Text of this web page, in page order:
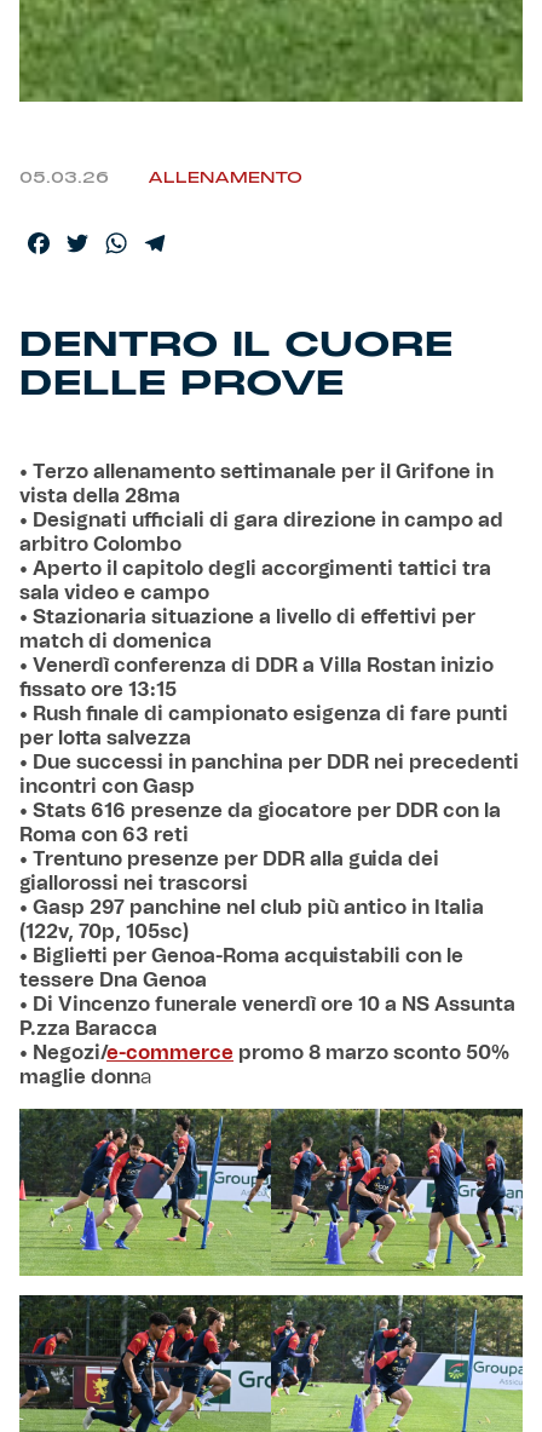
Fortissimo batte il mio cuor
05.03.26 ALLENAMENTO
Facebook
TwitterWhatsApp
DENTRO IL CUORE
DELLE PROVE
• Terzo allenamento settimanale per il Grifone in
vista della 28ma
• Designati ufficiali di gara direzione in campo ad
arbitro Colombo
• Aperto il capitolo degli accorgimenti tattici tra
sala video e campo
• Stazionaria situazione a livello di effettivi per
match di domenica
• Venerdì conferenza di DDR a Villa Rostan inizio
fissato ore 13:15
• Rush finale di campionato esigenza di fare punti
per lotta salvezza
• Due successi in panchina per DDR nei precedenti
incontri con Gasp
• Stats 616 presenze da giocatore per DDR con la
Roma con 63 reti
• Trentuno presenze per DDR alla guida dei
giallorossi nei trascorsi
• Gasp 297 panchine nel club più antico in Italia
(122v, 70p, 105sc)
• Biglietti per Genoa-Roma acquistabili con le
tessere Dna Genoa
• Di Vincenzo funerale venerdì ore 10 a NS Assunta
P.zza Baracca
• Negozi/e-commerce promo 8 marzo sconto 50%
maglie donna